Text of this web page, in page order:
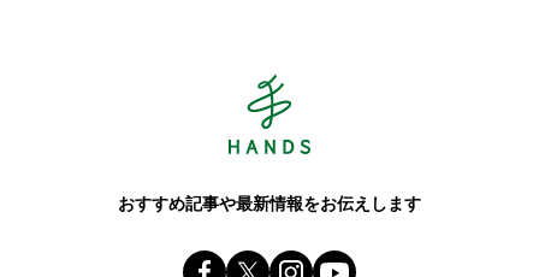
おすすめ記事や最新情報をお伝えします
Facebook ハンズ公式ファンページ
X(旧 twitter) @Hands_official_
instagram